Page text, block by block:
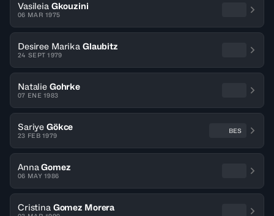
Vasileia Gkouzini
06 MAR 1975
Desiree Marika Glaubitz
24 SEPT 1979
Natalie Gohrke
07 ENE 1983
Sariye Gökce
23 FEB 1979
BES
Anna Gomez
06 MAY 1986
Cristina Gomez Morera